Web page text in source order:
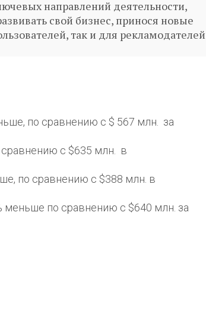
направлений деятельности,
свой бизнес, принося новые
так и для
по сравнению с $ 567 млн. за
сравнению с $635 млн. в
по сравнению с $388 млн. в
меньше по сравнению с $640 млн. за